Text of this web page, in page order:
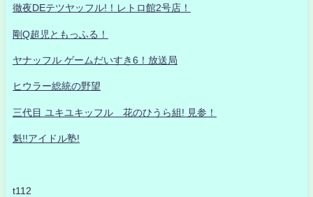
徹夜DEテツヤッフル!！レトロ館2号店！
剛Q超児ともっふる！
ヤナッフル ゲームだいすき6！放送局
ヒウラー総統の野望
三代目 ユキユキッフル 花のひうら組! 見参！
魁!!アイドル塾!
t112